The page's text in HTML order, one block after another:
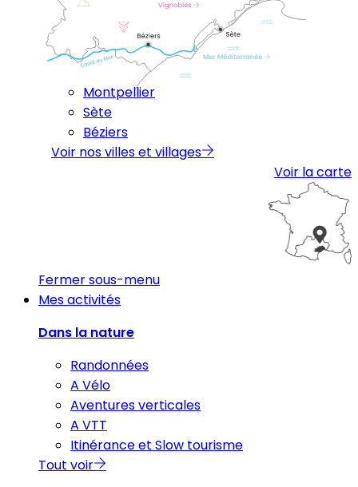
Montpellier
Sète
Béziers
Voir nos villes et villages
Voir la carte
Fermer sous-menu
Mes activités
Dans la nature
Randonnées
A Vélo
Aventures verticales
A VTT
Itinérance et Slow tourisme
Tout voir